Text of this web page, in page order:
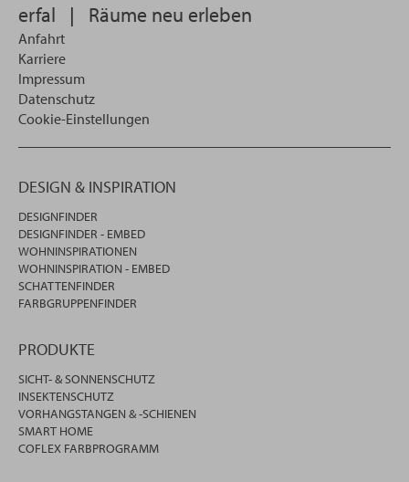
erfal | Räume neu erleben
Anfahrt
Karriere
Impressum
Datenschutz
Cookie-Einstellungen
DESIGN & INSPIRATION
DESIGNFINDER
DESIGNFINDER - EMBED
WOHNINSPIRATIONEN
WOHNINSPIRATION - EMBED
SCHATTENFINDER
FARBGRUPPENFINDER
PRODUKTE
SICHT- & SONNENSCHUTZ
INSEKTENSCHUTZ
VORHANGSTANGEN & -SCHIENEN
SMART HOME
COFLEX FARBPROGRAMM